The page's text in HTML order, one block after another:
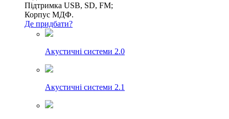
Підтримка USB, SD, FM;
Корпус МДФ.
Де придбати?
Акустичні системи 2.0
Акустичні системи 2.1